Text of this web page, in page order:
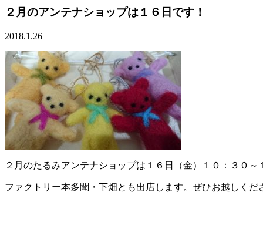
２月のアンテナショップは１６日です！
2018.1.26
２月のたるみアンテナショップは１６日（金）１０：３０～
ファクトリー本多聞・下畑とも出店します。ぜひお越しくだ